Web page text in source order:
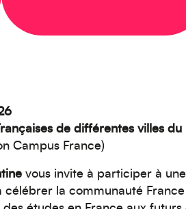
de différentes villes du
Campus France)
vous invite à participer à
célébrer la communauté